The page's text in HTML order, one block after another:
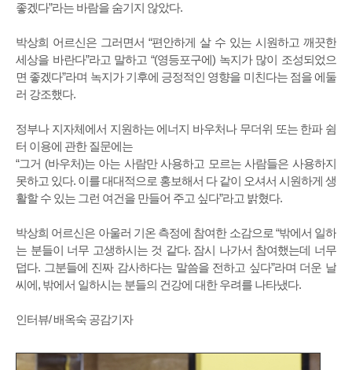
좋겠다”라는 바람을 숨기지 않았다.
박상희 어르신은 그러면서 “편안하게 살 수 있는 시원하고 깨끗한
세상을 바란다”라고 말하고 “(영등포구에) 녹지가 많이 조성되었으
면 좋겠다”라며 녹지가 기후에 긍정적인 영향을 미친다는 점을 에둘
러 강조했다.
정부나 지자체에서 지원하는 에너지 바우처나 무더위 또는 한파 쉼
터 이용에 관한 질문에는
“그거 (바우처)는 아는 사람만 사용하고 모르는 사람들은 사용하지
못하고 있다. 이를 대대적으로 홍보해서 다 같이 오셔서 시원하게 생
활할 수 있는 그런 여건을 만들어 주고 싶다”라고 밝혔다.
박상희 어르신은 아울러 기온 측정에 참여한 소감으로 “밖에서 일하
는 분들이 너무 고생하시는 것 같다. 잠시 나가서 참여했는데 너무
덥다. 그분들에 진짜 감사하다는 말씀을 전하고 싶다”라며 더운 날
씨에, 밖에서 일하시는 분들의 건강에 대한 우려를 나타냈다.
인터뷰/ 배옥숙 공감기자